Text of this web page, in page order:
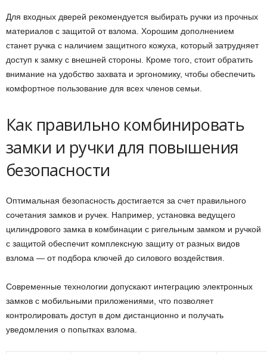
Для входных дверей рекомендуется выбирать ручки из прочных
материалов с защитой от взлома. Хорошим дополнением
станет ручка с наличием защитного кожуха, который затрудняет
доступ к замку с внешней стороны. Кроме того, стоит обратить
внимание на удобство захвата и эргономику, чтобы обеспечить
комфортное пользование для всех членов семьи.
Как правильно комбинировать
замки и ручки для повышения
безопасности
Оптимальная безопасность достигается за счет правильного
сочетания замков и ручек. Например, установка ведущего
цилиндрового замка в комбинации с ригельным замком и ручкой
с защитой обеспечит комплексную защиту от разных видов
взлома — от подбора ключей до силового воздействия.
Современные технологии допускают интеграцию электронных
замков с мобильными приложениями, что позволяет
контролировать доступ в дом дистанционно и получать
уведомления о попытках взлома.